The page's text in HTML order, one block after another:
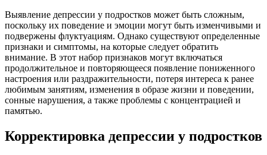
Выявление депрессии у подростков может быть сложным,
поскольку их поведение и эмоции могут быть изменчивыми и
подвержены флуктуациям. Однако существуют определенные
признаки и симптомы, на которые следует обратить
внимание. В этот набор признаков могут включаться
продолжительное и повторяющееся появление пониженного
настроения или раздражительности, потеря интереса к ранее
любимым занятиям, изменения в образе жизни и поведении,
сонные нарушения, а также проблемы с концентрацией и
памятью.
Корректировка депрессии у подростков